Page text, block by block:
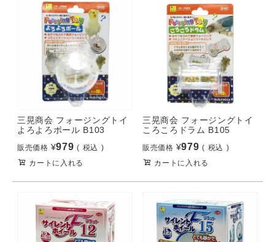
三晃商会 フォージングトイ
よろよろボール B103
販売価格 ¥979
税込
カートに入れる
三晃商会 フォージングトイ
ころころドラム B105
販売価格 ¥979
税込
カートに入れる